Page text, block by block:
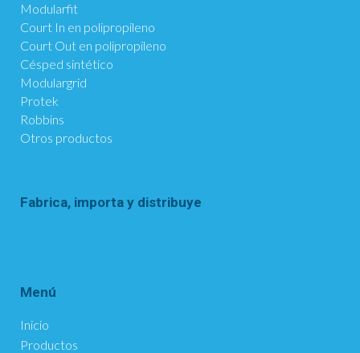
Modularfit
Court In en polipropileno
Court Out en polipropileno
Césped sintético
Modulargrid
Protek
Robbins
Otros productos
Fabrica, importa y distribuye
Menú
Inicio
Productos